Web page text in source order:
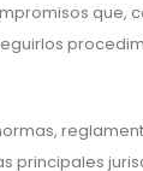
que,
principales